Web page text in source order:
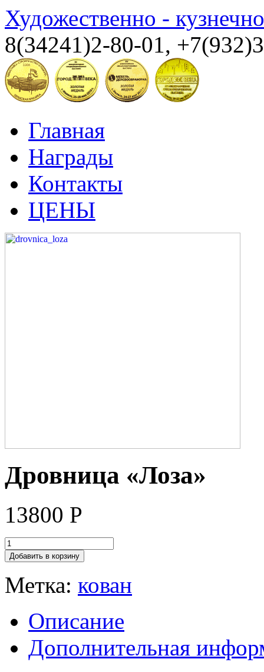
Художественно -
8(34241)2-80-01,
Главная
Награды
Контакты
ЦЕНЫ
Дровница «Лоза»
13800 Р
Добавить в корзину
Метка: кован
Описание
Дополнительная